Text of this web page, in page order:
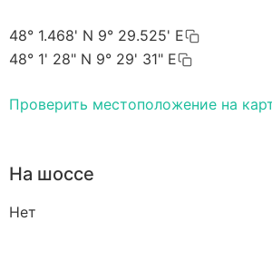
48° 1.468' N 9° 29.525' E
48° 1' 28" N 9° 29' 31" E
Проверить местоположение на
На шоссе
Нет